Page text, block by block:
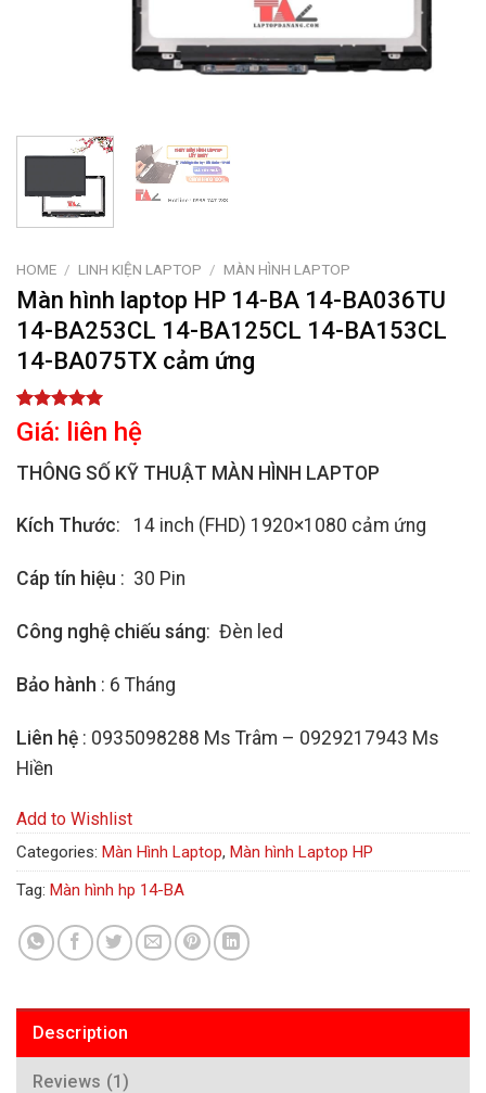
HOME / LINH KIỆN LAPTOP / MÀN HÌNH LAPTOP
Màn hình laptop HP 14-BA 14-BA036TU
14-BA253CL 14-BA125CL 14-BA153CL
14-BA075TX cảm ứng
Rated 5.00
out of 5
based on
1
customer
Giá: liên hệ
THÔNG SỐ KỸ THUẬT MÀN HÌNH LAPTOP
Kích Thước: 14 inch (FHD) 1920×1080 cảm ứng
Cáp tín hiệu : 30 Pin
Công nghệ chiếu sáng: Đèn led
Bảo hành : 6 Tháng
Liên hệ : 0935098288 Ms Trâm – 0929217943 Ms
Hiền
Add to Wishlist
Categories: Màn Hình Laptop, Màn hình Laptop HP
Tag: Màn hình hp 14-BA
Description
Reviews (1)